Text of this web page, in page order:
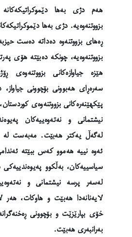
هەم دژی بەها
بزووتنەوەیە. دژی بەها
ڕەهای بزووتنەوە دەداتە دەست
بزووتنەوەیە، چونکە دەبێتە هۆی
هێزە جیاوازەکانی بزووتنەوەی
سەرەڕای هەبوونی بۆچوونی
پێکهێنەرەکانی بزووتنەوەی
نیشتمانی و نەتەوەییەکان
لەگەڵ یەکتر هەبێت. مەبەست لە
ئەوە نییە هەموو کەس ببێتە
سیاسییەکان، بەڵکوو پەیوەندییەکی
لەسەر پرسە نیشتمانی و
لایەنانەدا هەبێت و هاوکات،
خۆی بپارێزێت و بۆچوونی
بەرانبەری هەبێت.